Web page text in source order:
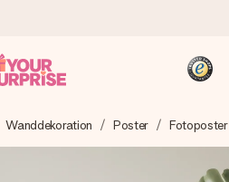
sorgfältig vor und schicken es
genau zum richtigen Zeitpunkt
Wanddekoration Poster Fotoposter